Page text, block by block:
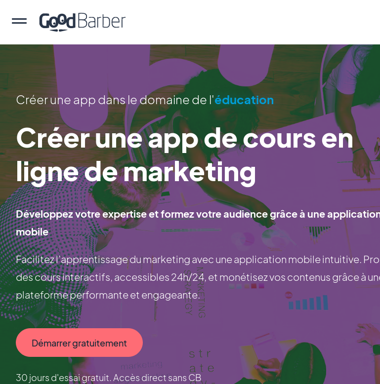
Créer une app dans le domaine de l'éducation
Créer une app de cours en
ligne de marketing
Développez votre expertise et formez votre audience grâce à une
mobile
Facilitez l’apprentissage du marketing avec une application mobile intuitive.
des cours interactifs, accessibles 24h/24, et monétisez vos contenus grâce à
plateforme performante et engageante.
Démarrer gratuitement
30 jours d'essai gratuit. Accès direct sans CB